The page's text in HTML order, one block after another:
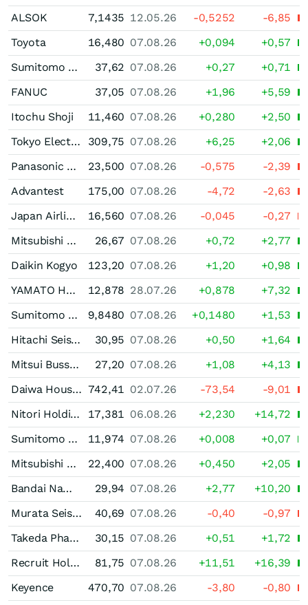
ALSOK
7,1435 12.05.26 -0,5252
-6,85
Toyota
16,480 07.08.26 +0,094
+0,57
Sumitomo Mitsui Financial Group
37,62 07.08.26 +0,27
+0,71
FANUC
37,05 07.08.26 +1,96
+5,59
Itochu Shoji
11,460 07.08.26 +0,280
+2,50
Tokyo Electron
309,75 07.08.26 +6,25
+2,06
Panasonic Holdings
23,500 07.08.26 -0,575
-2,39
Advantest
175,00 07.08.26 -4,72
-2,63
Japan Airlines
16,560 07.08.26 -0,045
-0,27
Mitsubishi Shoji
26,67 07.08.26 +0,72
+2,77
Daikin Kogyo
123,20 07.08.26 +1,20
+0,98
YAMATO HOLDINGS
12,878 28.07.26 +0,878
+7,32
Sumitomo Shoji
9,8480 07.08.26 +0,1480
+1,53
Hitachi Seisakusho
30,95 07.08.26 +0,50
+1,64
Mitsui Bussan
27,20 07.08.26 +1,08
+4,13
Daiwa House Residential Investment Toshi Hojin 742,41 02.07.26 -73,54
-9,01
Nitori Holdings
17,381 06.08.26 +2,230
+14,72
Sumitomo Denki Kogyo
11,974 07.08.26 +0,008
+0,07
Mitsubishi Heavy Industries
22,400 07.08.26 +0,450
+2,05
Bandai Namco Holdings
29,94 07.08.26 +2,77
+10,20
Murata Seisakusho
40,69 07.08.26 -0,40
-0,97
Takeda Pharmaceutical Aktie
30,15 07.08.26 +0,51
+1,72
Recruit Holdings
81,75 07.08.26 +11,51
+16,39
Keyence
470,70 07.08.26 -3,80
-0,80